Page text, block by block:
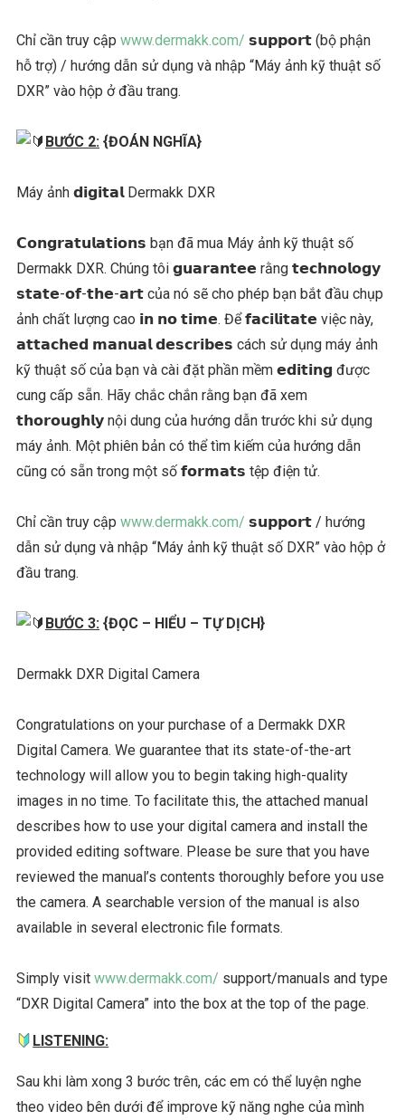
Chỉ cần truy cập www.dermakk.com/ 𝘀𝘂𝗽𝗽𝗼𝗿𝘁 (bộ phận
hỗ trợ) / hướng dẫn sử dụng và nhập “Máy ảnh kỹ thuật số
DXR” vào hộp ở đầu trang.
BƯỚC 2: {ĐOÁN NGHĨA}
Máy ảnh 𝗱𝗶𝗴𝗶𝘁𝗮𝗹 Dermakk DXR
𝗖𝗼𝗻𝗴𝗿𝗮𝘁𝘂𝗹𝗮𝘁𝗶𝗼𝗻𝘀 bạn đã mua Máy ảnh kỹ thuật số
Dermakk DXR. Chúng tôi 𝗴𝘂𝗮𝗿𝗮𝗻𝘁𝗲𝗲 rằng 𝘁𝗲𝗰𝗵𝗻𝗼𝗹𝗼𝗴𝘆
𝘀𝘁𝗮𝘁𝗲-𝗼𝗳-𝘁𝗵𝗲-𝗮𝗿𝘁 của nó sẽ cho phép bạn bắt đầu chụp
ảnh chất lượng cao 𝗶𝗻 𝗻𝗼 𝘁𝗶𝗺𝗲. Để 𝗳𝗮𝗰𝗶𝗹𝗶𝘁𝗮𝘁𝗲 việc này,
𝗮𝘁𝘁𝗮𝗰𝗵𝗲𝗱 𝗺𝗮𝗻𝘂𝗮𝗹 𝗱𝗲𝘀𝗰𝗿𝗶𝗯𝗲𝘀 cách sử dụng máy ảnh
kỹ thuật số của bạn và cài đặt phần mềm 𝗲𝗱𝗶𝘁𝗶𝗻𝗴 được
cung cấp sẵn. Hãy chắc chắn rằng bạn đã xem
𝘁𝗵𝗼𝗿𝗼𝘂𝗴𝗵𝗹𝘆 nội dung của hướng dẫn trước khi sử dụng
máy ảnh. Một phiên bản có thể tìm kiếm của hướng dẫn
cũng có sẵn trong một số 𝗳𝗼𝗿𝗺𝗮𝘁𝘀 tệp điện tử.
Chỉ cần truy cập www.dermakk.com/ 𝘀𝘂𝗽𝗽𝗼𝗿𝘁 / hướng
dẫn sử dụng và nhập “Máy ảnh kỹ thuật số DXR” vào hộp ở
đầu trang.
BƯỚC 3: {ĐỌC – HIỂU – TỰ DỊCH}
Dermakk DXR Digital Camera
Congratulations on your purchase of a Dermakk DXR
Digital Camera. We guarantee that its state-of-the-art
technology will allow you to begin taking high-quality
images in no time. To facilitate this, the attached manual
describes how to use your digital camera and install the
provided editing software. Please be sure that you have
reviewed the manual’s contents thoroughly before you use
the camera. A searchable version of the manual is also
available in several electronic file formats.
Simply visit www.dermakk.com/ support/manuals and type
“DXR Digital Camera” into the box at the top of the page.
LISTENING:
Sau khi làm xong 3 bước trên, các em có thể luyện nghe
theo video bên dưới để improve kỹ năng nghe của mình